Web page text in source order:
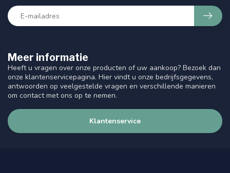
Meer informatie
Heeft u vragen over onze producten of uw aankoop? Bezoek dan
onze klantenservicepagina. Hier vindt u onze bedrijfsgegevens,
antwoorden op veelgestelde vragen en verschillende manieren
om contact met ons op te nemen.
Klantenservice